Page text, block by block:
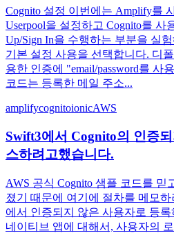
Cognito 설정 이번에는 Amplify를
Userpool을 설정하고 Cognito를 사
Up/Sign In을 수행하는 부분을 실
기본 설정 사용을 선택합니다. 디
용한 인증에 "email/password를 사
코드는 등록한 메일 주소...
amplifycognitoionicAWS
Swift3에서 Cognito의 인증
스하려고했습니다.
AWS 공식 Cognito 샘플 코드를
졌기 때문에 여기에 절차를 메모
에서 인증되지 않은 사용자로 등
네이티브 앱에 대해서, 사용자의